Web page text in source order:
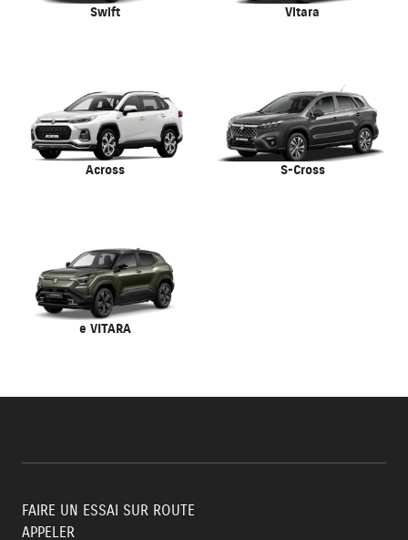
Swift Vitara
Across S-Cross
e VITARA
FAIRE UN ESSAI SUR ROUTE
APPELER